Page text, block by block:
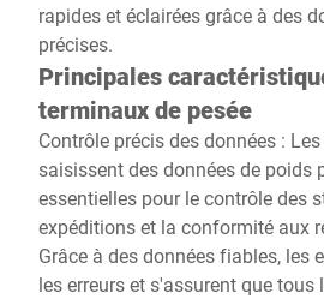
rapides et éclairées grâce à des
précises.
Principales
terminaux de pesée
Contrôle précis des données :
saisissent des données de poids
essentielles pour le contrôle des
expéditions et la conformité aux
Grâce à des données fiables, les
les erreurs et s'assurent que tous